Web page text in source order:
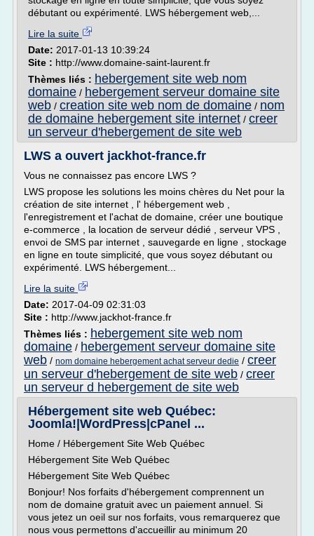
débutant ou expérimenté. LWS hébergement web,...
Lire la suite
Date: 2017-01-13 10:39:24
Site : http://www.domaine-saint-laurent.fr
Thèmes liés : hebergement site web nom
domaine / hebergement serveur domaine site
web / creation site web nom de domaine / nom
de domaine hebergement site internet / creer
un serveur d'hebergement de site web
LWS a ouvert jackhot-france.fr
Vous ne connaissez pas encore LWS ?
LWS propose les solutions les moins chères du Net pour la
création de site internet , l' hébergement web ,
l'enregistrement et l'achat de domaine, créer une boutique
e-commerce , la location de serveur dédié , serveur VPS ,
envoi de SMS par internet , sauvegarde en ligne , stockage
en ligne en toute simplicité, que vous soyez débutant ou
expérimenté. LWS hébergement...
Lire la suite
Date: 2017-04-09 02:31:03
Site : http://www.jackhot-france.fr
Thèmes liés : hebergement site web nom
domaine / hebergement serveur domaine site
web / nom domaine hebergement achat serveur dedie / creer
un serveur d'hebergement de site web / creer
un serveur d hebergement de site web
Hébergement site web Québec:
Joomla!|WordPress|cPanel ...
Home / Hébergement Site Web Québec
Hébergement Site Web Québec
Hébergement Site Web Québec
Bonjour! Nos forfaits d'hébergement comprennent un
nom de domaine gratuit avec un paiement annuel. Si
vous jetez un oeil sur nos forfaits, vous remarquerez que
nous vous permettons d'accueillir au minimum 20